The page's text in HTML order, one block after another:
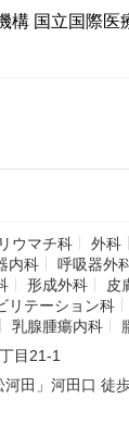
構 国立国際
リウマチ科 外科
内科 呼吸器外
形成外科 皮
リテーション科
乳腺腫瘍内科
目21-1
田」河田口 徒